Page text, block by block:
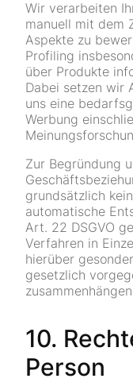
Wir verarbeiten
manuell mit dem
Aspekte zu
Profiling
über Produkte
Dabei setzen wir
uns eine
Werbung
Zur Begründung
grundsätzlich
automatische
Art. 22 DSGVO
Verfahren in
hierüber
gesetzlich
10.
Person